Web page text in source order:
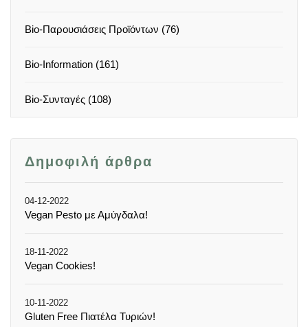
Bio-Παρουσιάσεις Προϊόντων (76)
Bio-Information (161)
Bio-Συνταγές (108)
Δημοφιλή άρθρα
04-12-2022
Vegan Pesto με Αμύγδαλα!
18-11-2022
Vegan Cookies!
10-11-2022
Gluten Free Πιατέλα Τυριών!